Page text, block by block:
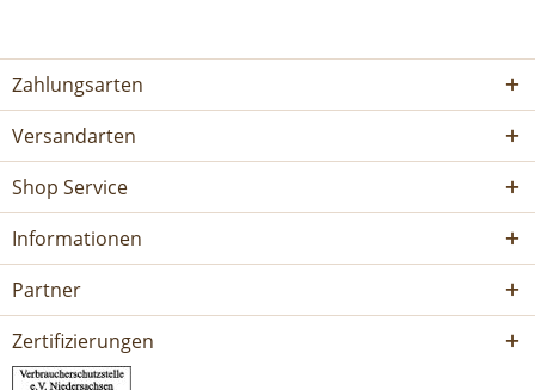
Zahlungsarten
Versandarten
Shop Service
Informationen
Partner
Zertifizierungen